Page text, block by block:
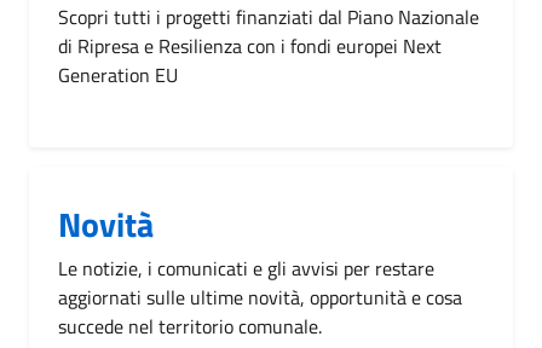
Scopri tutti i progetti finanziati dal Piano Nazionale
di Ripresa e Resilienza con i fondi europei Next
Generation EU
Novità
Le notizie, i comunicati e gli avvisi per restare
aggiornati sulle ultime novità, opportunità e cosa
succede nel territorio comunale.